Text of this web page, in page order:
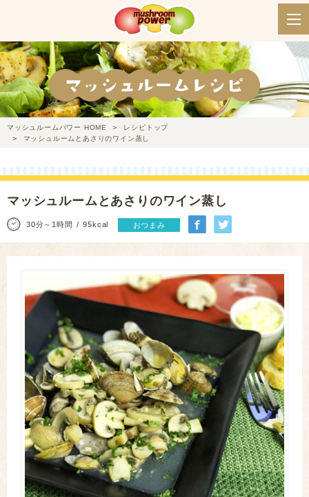
マッシュルームパワー HOME
レシピトップ
マッシュルームとあさりのワイン蒸し
マッシュルームとあさりのワイン蒸し
30分～1時間 95kcal おつまみ